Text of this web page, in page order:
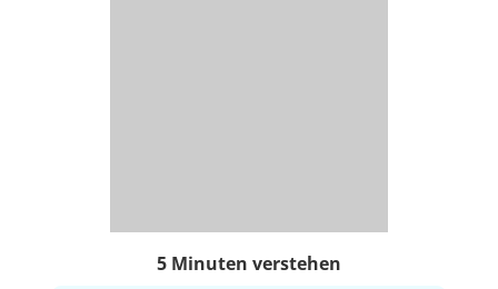
5 Minuten verstehen